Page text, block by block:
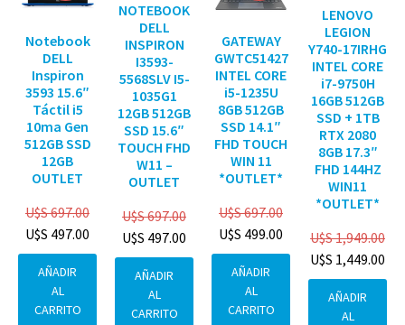
Notebook
DELL
Inspiron
3593 15.6″
Táctil i5
10ma Gen
512GB SSD
12GB
OUTLET
U$S697.00
U$S 497.00
AÑADIR
AL
CARRITO
NOTEBOOK
DELL
INSPIRON
I3593-
5568SLV I5-
1035G1
12GB 512GB
SSD 15.6″
TOUCH FHD
W11 –
OUTLET
U$S697.00
U$S 497.00
AÑADIR
AL
CARRITO
GATEWAY
GWTC51427
INTEL CORE
i5-1235U
8GB 512GB
SSD 14.1″
FHD TOUCH
WIN 11
*OUTLET*
U$S697.00
U$S 499.00
AÑADIR
AL
CARRITO
LENOVO
LEGION
Y740-17IRHG
INTEL CORE
i7-9750H
16GB 512GB
SSD + 1TB
RTX 2080
8GB 17.3″
FHD 144HZ
WIN11
*OUTLET*
U$S1,949.00
U$S 1,449.00
AÑADIR
AL